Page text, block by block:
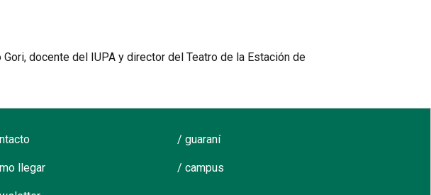
docente del IUPA y director del Teatro de la Estación de
llegar
/ guaraní
/ campus